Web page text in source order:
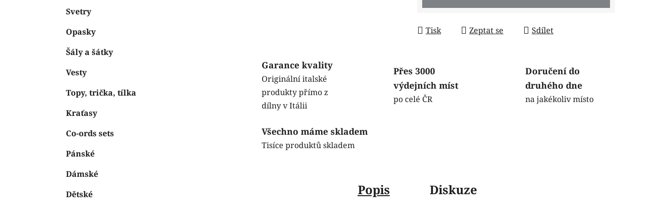
Svetry
Opasky
Šály a šátky
Vesty
Topy, trička, tílka
Kraťasy
Co-ords sets
Pánské
Dámské
Dětské
Tisk Zeptat se Sdílet
Garance kvality
Originální italské
produkty přímo z
dílny v Itálii
Přes 3000
výdejních míst
po celé ČR
Doručení do
druhého dne
na jakékoliv místo
Všechno máme skladem
Tisíce produktů skladem
Popis Diskuze